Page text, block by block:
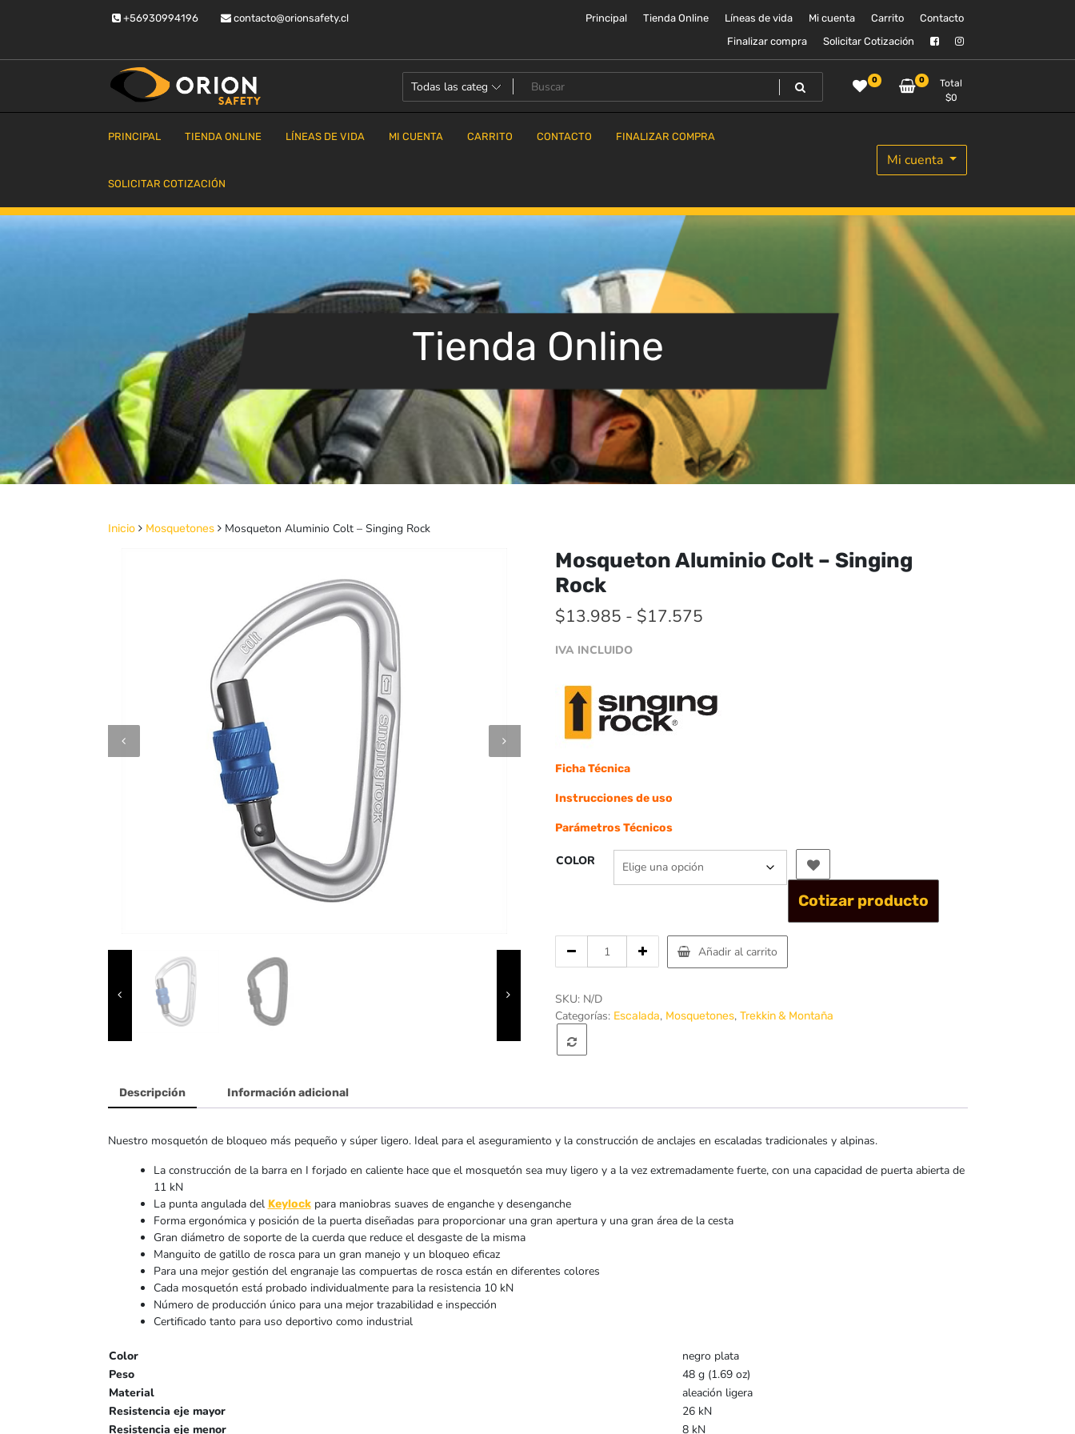
+56930994196 contacto@orionsafety.cl Principal Tienda Online Líneas de vida Mi cuenta Carrito
Contacto
Finalizar compra
Solicitar Cotización
Orion Safety
Equipos de proteccion personal
0 0
Total
$0
PRINCIPAL TIENDA ONLINE LÍNEAS DE VIDA MI CUENTA CARRITO CONTACTO FINALIZAR COMPRA
SOLICITAR COTIZACIÓN
Mi cuenta
Tienda Online
Inicio Mosquetones Mosqueton Aluminio Colt – Singing Rock
Mosqueton Aluminio Colt – Singing
Rock
$13.985 - $17.575Rango
desde
$13.985
IVA INCLUIDO
Ficha Técnica
Instrucciones de uso
Parámetros Técnicos
COLOR
Aluminio
Colt
-
Rock
Añadir al carrito
Cotizar producto
SKU: N/D
Categorías: Escalada, Mosquetones, Trekkin & Montaña
Descripción Información adicional
Nuestro mosquetón de bloqueo más pequeño y súper ligero. Ideal para el aseguramiento y la construcción de anclajes en escaladas tradicionales y alpinas.
La construcción de la barra en I forjado en caliente hace que el mosquetón sea muy ligero y a la vez extremadamente fuerte, con una capacidad de puerta abierta de
11 kN
La punta angulada del Keylockpara maniobras suaves de enganche y desenganche
Forma ergonómica y posición de la puerta diseñadas para proporcionar una gran apertura y una gran área de la cesta
Gran diámetro de soporte de la cuerda que reduce el desgaste de la misma
Manguito de gatillo de rosca para un gran manejo y un bloqueo eficaz
Para una mejor gestión del engranaje las compuertas de rosca están en diferentes colores
Cada mosquetón está probado individualmente para la resistencia 10 kN
Número de producción único para una mejor trazabilidad e inspección
Certificado tanto para uso deportivo como industrial
Color
negro plata
Peso
48 g (1.69 oz)
Material
aleación ligera
Resistencia eje mayor
26 kN
Resistencia eje menor
8 kN